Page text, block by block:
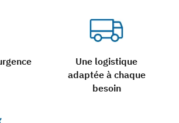
Une logistique
adaptée à chaque
besoin